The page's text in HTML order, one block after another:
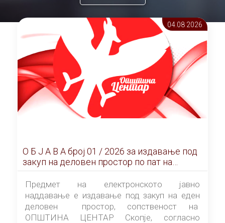
04.08 2026
О Б Ј А В А брoj 01 / 2026 за издавање под
закуп на деловен простор по пат на
ЕЛЕКТРОНСКО ЈАВНО НАДДАВАЊЕ
Предмет на електронското јавно
наддавање е издавање под закуп на еден
деловен простор, сопственост на
ОПШТИНА ЦЕНТАР Скопје, согласно